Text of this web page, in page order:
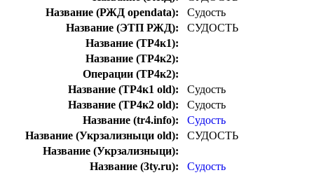
Название (РЖД opendata):
Судость
Название (ЭТП РЖД):
СУДОСТЬ
Название (ТР4к1):
Название (ТР4к2):
Операции (ТР4к2):
Название (ТР4к1 old):
Судость
Название (ТР4к2 old):
Судость
Название (tr4.info):
Судость
Название (Укрзализныци old):
СУДОСТЬ
Название (Укрзализныци):
Название (3ty.ru):
Судость